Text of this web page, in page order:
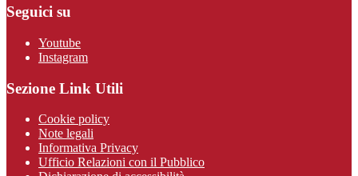
Seguici su
Youtube
Instagram
Sezione Link Utili
Cookie policy
Note legali
Informativa Privacy
Ufficio Relazioni con il Pubblico